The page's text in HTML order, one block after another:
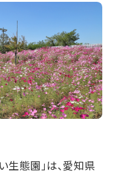
生態園」は、愛知県